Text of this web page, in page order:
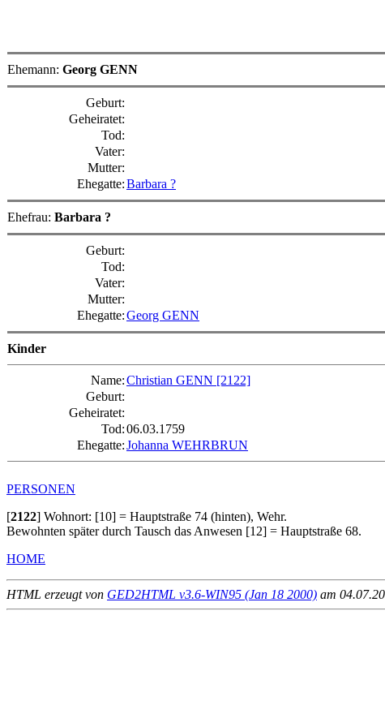
Ehemann: Georg GENN
Geburt:
Geheiratet:
Tod:
Vater:
Mutter:
Ehegatte:Barbara ?
Ehefrau: Barbara ?
Geburt:
Tod:
Vater:
Mutter:
Ehegatte:Georg GENN
Kinder
Name:Christian GENN [2122]
Geburt:
Geheiratet:
Tod:06.03.1759
Ehegatte:Johanna WEHRBRUN
PERSONEN
[2122] Wohnort: [10] = Hauptstraße 74 (hinten), Wehr.
Bewohnten später durch Tausch das Anwesen [12] = Hauptstraße 68.
HOME
HTML erzeugt von GED2HTML v3.6-WIN95 (Jan 18 2000) am